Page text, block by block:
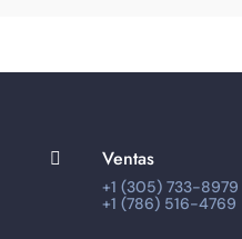
 Ventas
+1 (305) 733-8979
+1 (786) 516-4769